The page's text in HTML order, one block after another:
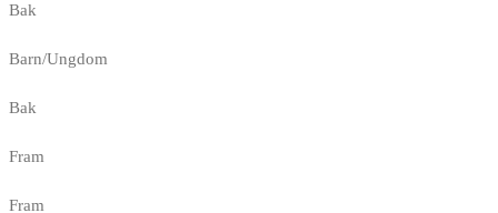
Bak
Barn/Ungdom
Bak
Fram
Fram